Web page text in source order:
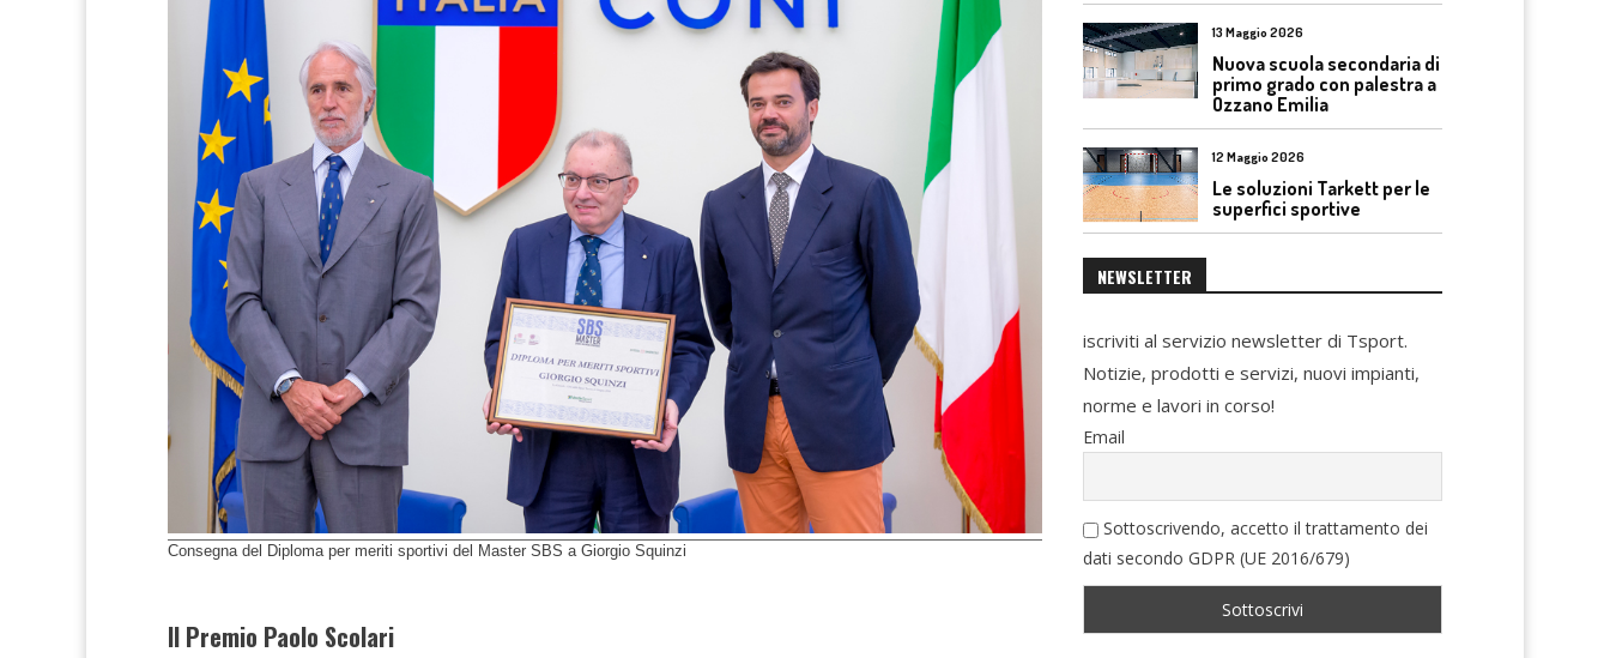
Consegna del Diploma per meriti sportivi del Master SBS a Giorgio Squinzi
Il Premio Paolo Scolari
13 Maggio 2026
Nuova scuola secondaria di
primo grado con palestra a
Ozzano Emilia
12 Maggio 2026
Le soluzioni Tarkett per le
superfici sportive
NEWSLETTER
iscriviti al servizio newsletter di Tsport.
Notizie, prodotti e servizi, nuovi impianti,
norme e lavori in corso!
Email
Sottoscrivendo, accetto il trattamento dei
dati secondo GDPR (UE 2016/679)